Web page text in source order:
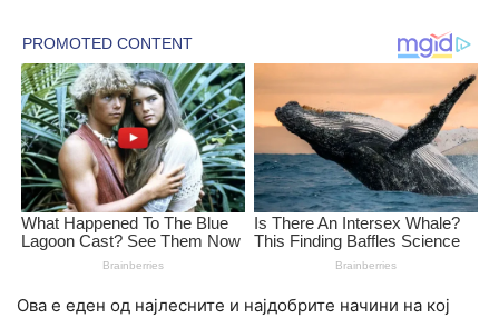
Ова е еден од најлесните и најдобрите начини на кој